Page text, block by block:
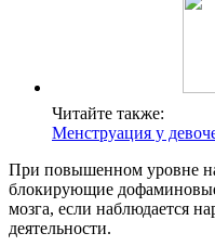
Читайте также:
Менструация у
При повышенном уровне
блокирующие
мозга, если наблюдается
деятельности.